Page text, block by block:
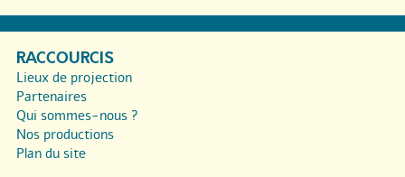
RACCOURCIS
Lieux de projection
Partenaires
Qui sommes-nous ?
Nos productions
Plan du site